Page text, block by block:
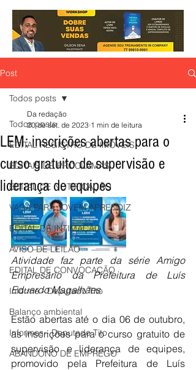
Post
Todos posts
EDITAL REGISTRO DE IMÓVEIS
EDITAIS DE PROCLAMAS
EDITAL DE NOTIFICAÇÃO
VAGA PARA JOVEM APRENDIZ
EDITAL DE INTIMAÇÃO
AVISO DE LEILÃO
EDITAL DE CONVOCAÇÃO
Informe - Deputado Tito
Balanço ambiental
Informes - Deputado Tito
ABANDONO DE EMPREGO
Todos posts
LEM: inscrições abertas para o
curso gratuito de supervisão e
liderança de equipes
Da redação
20 de set. de 2023 1 min de leitura
Atividade faz parte da série Amigo
Empresário da Prefeitura de Luís
Eduardo Magalhães
Estão abertas até o dia 06 de outubro,
as inscrições para o curso gratuito de
supervisão e liderança de equipes,
promovido pela Prefeitura de Luís